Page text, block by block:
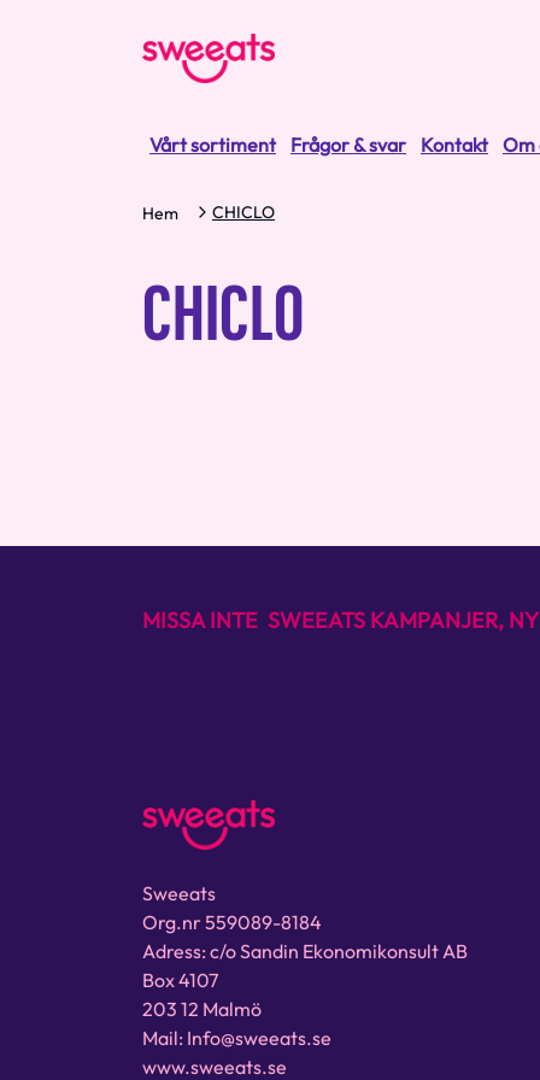
Vårt sortiment Frågor & svar Kontakt Om
Hem CHICLO
CHICLO
MISSA INTE SWEEATS KAMPANJER,
Sweeats
Org.nr 559089-8184
Adress: c/o Sandin Ekonomikonsult AB
Box 4107
203 12 Malmö
Mail: Info@sweeats.se
www.sweeats.se